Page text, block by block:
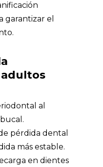
garantizar el
al
pérdida dental
más estable.
en dientes